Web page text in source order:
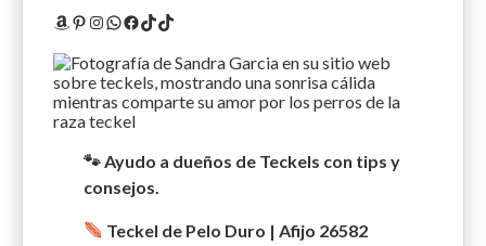
Amazon Pinterest Instagram WhatsApp Facebook TikTok TikTok
🐾 Ayudo a dueños de Teckels con tips y
consejos.
Teckel de Pelo Duro | Afijo 26582